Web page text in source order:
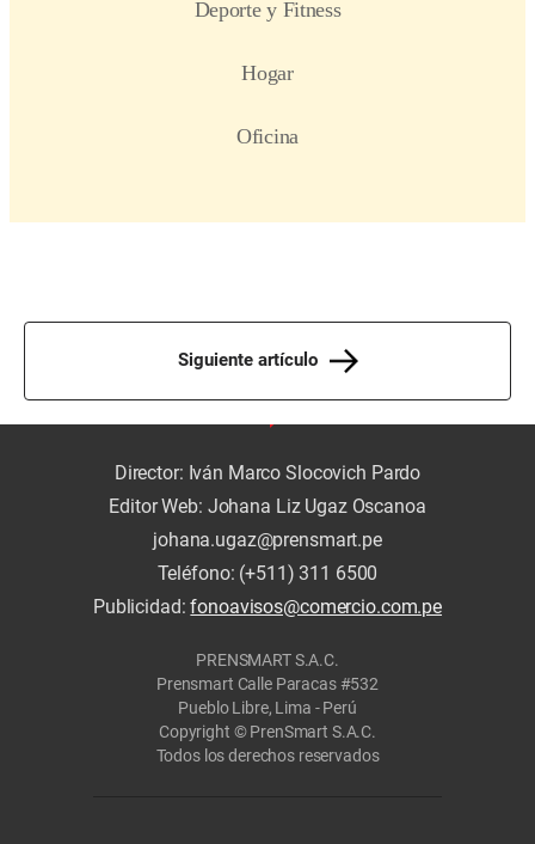
Siguiente artículo
Director: Iván Marco Slocovich Pardo
Editor Web: Johana Liz Ugaz Oscanoa
johana.ugaz@prensmart.pe
Teléfono: (+511) 311 6500
Publicidad:fonoavisos@comercio.com.pe
PRENSMART S.A.C.
Prensmart Calle Paracas #532
Pueblo Libre, Lima - Perú
Copyright © PrenSmart S.A.C.
Todos los derechos reservados